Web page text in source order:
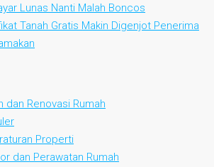
Lunas Nanti Malah Boncos
Tanah Gratis Makin Digenjot Penerima
dan Renovasi Rumah
Properti
dan Perawatan Rumah